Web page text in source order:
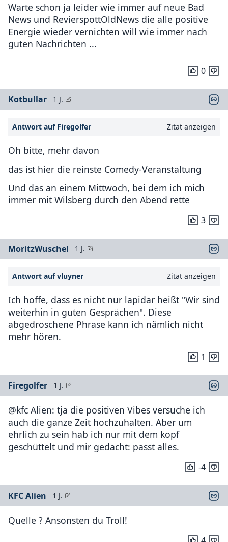
Warte schon ja leider wie immer auf neue Bad
News und RevierspottOldNews die alle positive
Energie wieder vernichten will wie immer nach
guten Nachrichten ...
0
Kotbullar 1 J.
Antwort auf Firegolfer Zitat anzeigen
Oh bitte, mehr davon
das ist hier die reinste Comedy-Veranstaltung
Und das an einem Mittwoch, bei dem ich mich
immer mit Wilsberg durch den Abend rette
3
MoritzWuschel 1 J.
Antwort auf vluyner Zitat anzeigen
Ich hoffe, dass es nicht nur lapidar heißt "Wir sind
weiterhin in guten Gesprächen". Diese
abgedroschene Phrase kann ich nämlich nicht
mehr hören.
1
Firegolfer 1 J.
@kfc Alien: tja die positiven Vibes versuche ich
auch die ganze Zeit hochzuhalten. Aber um
ehrlich zu sein hab ich nur mit dem kopf
geschüttelt und mir gedacht: passt alles.
-4
KFC Alien 1 J.
Quelle ? Ansonsten du Troll!